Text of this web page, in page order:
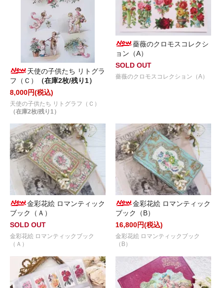
天使の子供たち リトグラ
フ（Ｃ）
（在庫2枚/残り1）
8,000円(税込)
天使の子供たち リトグラフ（Ｃ）
（在庫2枚/残り1）
薔薇のクロモスコレクシ
ョン（A）
SOLD OUT
薔薇のクロモスコレクション（A）
金彩花絵 ロマンティック
ブック（Ａ）
SOLD OUT
金彩花絵 ロマンティックブック
（Ａ）
金彩花絵 ロマンティック
ブック（B）
16,800円(税込)
金彩花絵 ロマンティックブック
（B）